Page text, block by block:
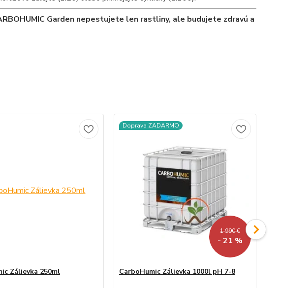
Garden nepestujete len rastliny, ale budujete zdravú a
Zálievka 250ml
Doprava ZADARMO
1 990 €
- 21 %
CarboHumic Zálievka 1000l pH 7-8